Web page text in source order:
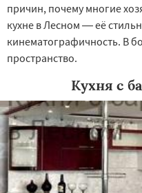
причин, почему многие
кухне в Лесном — её
кинематографичность. В
пространство.
Кухня с